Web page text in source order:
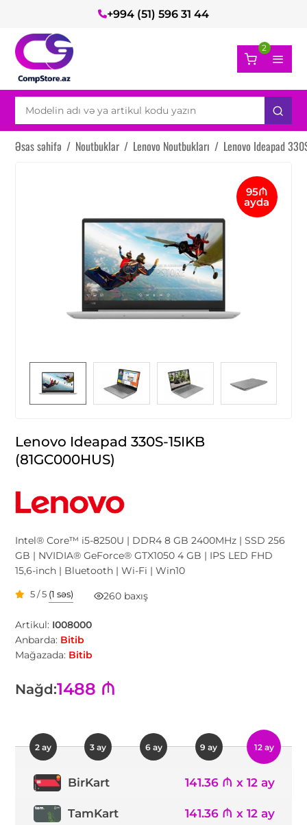
+994 (51) 596 31 44
2
Əsas səhifə / Noutbuklar / Lenovo Noutbukları / Lenovo Ideapad
95₼
ayda
Lenovo Ideapad 330S-15IKB
(81GC000HUS)
Intel® Core™ i5-8250U | DDR4 8 GB 2400MHz | SSD 256
GB | NVIDIA® GeForce® GTX1050 4 GB | IPS LED FHD
15,6-inch | Bluetooth | Wi-Fi | Win10
5 / 5 (1 səs) 260 baxış
Artikul: I008000
Anbarda: Bitib
Mağazada: Bitib
Nağd:1488 ₼
2 ay 3 ay 6 ay 9 ay 12 ay
BirKart 141.36 ₼ x 12 ay
TamKart 141.36 ₼ x 12 ay